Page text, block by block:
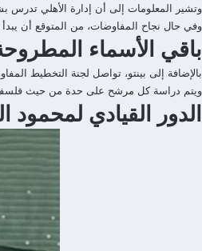
وتشير المعلومات إلى أن إدارة الأهلي تدرس
وفي حال نجاح المفاوضات، من المتوقع أن يبدأ
باقي الأسماء
بالإضافة إلى بينتو، تواصل لجنة التخطيط
ويتم دراسة كل مرشح على حدة من حيث فلسفة
الدور القيادي لمحمود